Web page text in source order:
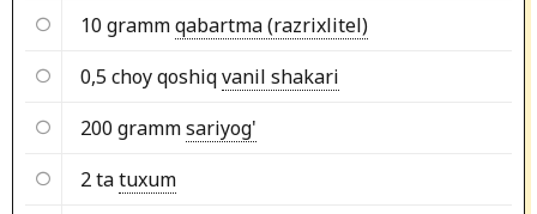
10 grammqabartma (razrixlitel)
0,5 choy qoshiqvanil shakari
200 grammsariyog'
2 tatuxum